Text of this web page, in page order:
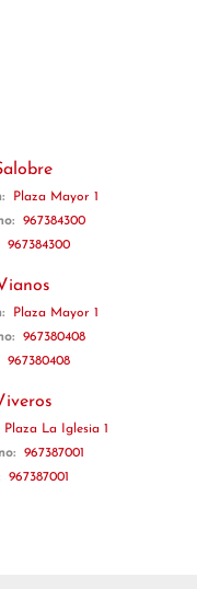
Plaza Mayor 1
967384300
967384300
Plaza Mayor 1
967380408
967380408
Plaza La Iglesia 1
967387001
967387001